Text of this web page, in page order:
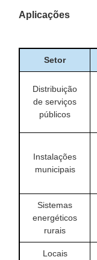
Aplicações
Setor
Distribuição
de serviços
públicos
Instalações
municipais
Sistemas
energéticos
rurais
Locais